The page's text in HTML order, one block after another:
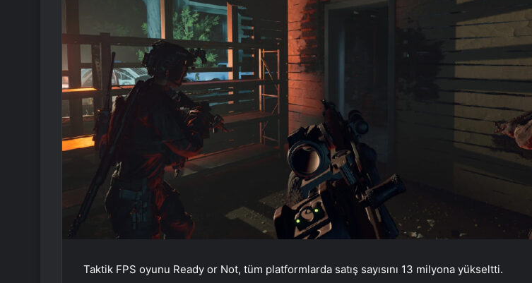
Taktik FPS oyunu Ready or Not, tüm platformlarda satış sayısını 13 milyona yükseltti.